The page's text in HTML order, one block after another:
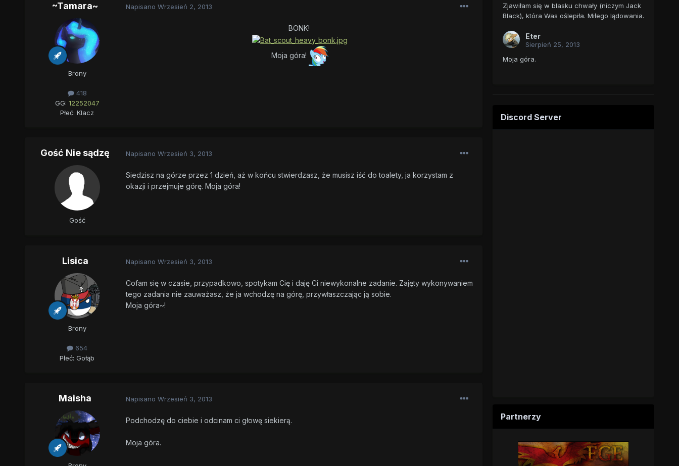
~Tamara~
Brony
418
GG: 12252047
Płeć: Klacz
Napisano Wrzesień 2, 2013
BONK!
Moja góra!
Gość Nie sądzę
Gość
Napisano Wrzesień 3, 2013
Siedzisz na górze przez 1 dzień, aż w końcu stwierdzasz, że musisz iść do toalety, ja korzystam z
okazji i przejmuje górę. Moja góra!
Lisica
Brony
654
Płeć: Gołąb
Napisano Wrzesień 3, 2013
Cofam się w czasie, przypadkowo, spotykam Cię i daję Ci niewykonalne zadanie. Zajęty wykonywaniem
tego zadania nie zauważasz, że ja wchodzę na górę, przywłaszczając ją sobie.
Moja góra~!
Maisha Napisano Wrzesień 3, 2013
Podchodzę do ciebie i odcinam ci głowę siekierą.
Moja góra.
Zjawiłam się w blasku chwały (niczym Jack
Black), która Was oślepiła. Miłego lądowania.
Eter
Sierpień 25, 2013
Moja góra.
Discord Server
Partnerzy